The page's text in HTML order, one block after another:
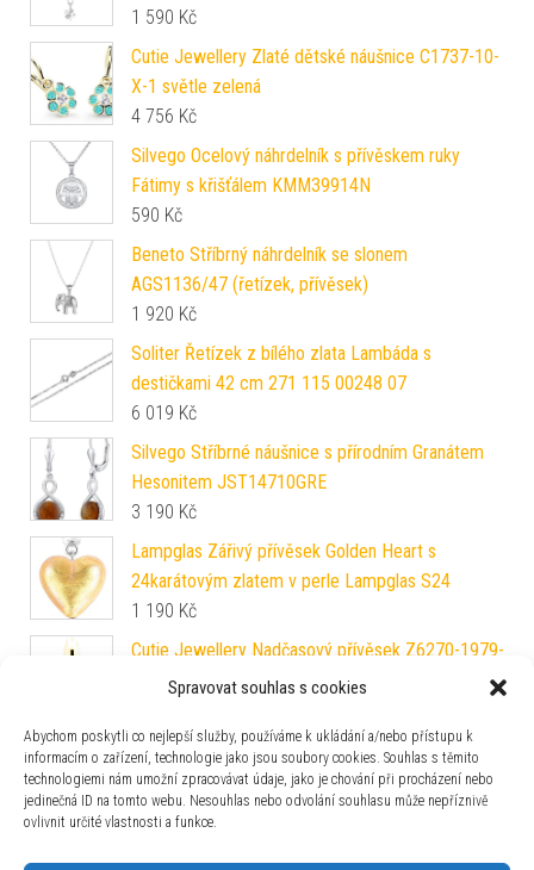
Spravovat souhlas s cookies
Abychom poskytli co nejlepší služby, používáme k ukládání a/nebo přístupu k
informacím o zařízení, technologie jako jsou soubory cookies. Souhlas s těmito
technologiemi nám umožní zpracovávat údaje, jako je chování při procházení nebo
jedinečná ID na tomto webu. Nesouhlas nebo odvolání souhlasu může nepříznivě
ovlivnit určité vlastnosti a funkce.
1 590 Kč
Cutie Jewellery Zlaté dětské náušnice C1737-10-
X-1 světle zelená
4 756 Kč
Silvego Ocelový náhrdelník s přívěskem ruky
Fátimy s křišťálem KMM39914N
590 Kč
Beneto Stříbrný náhrdelník se slonem
AGS1136/47 (řetízek, přívěsek)
1 920 Kč
Soliter Řetízek z bílého zlata Lambáda s
destičkami 42 cm 271 115 00248 07
6 019 Kč
Silvego Stříbrné náušnice s přírodním Granátem
Hesonitem JST14710GRE
3 190 Kč
Lampglas Zářivý přívěsek Golden Heart s
24karátovým zlatem v perle Lampglas S24
1 190 Kč
Cutie Jewellery Nadčasový přívěsek Z6270-1979-
40-10-X-1
Rosato Stříbrná single náušnice Srdíčko se
zirkony Storie RZO046